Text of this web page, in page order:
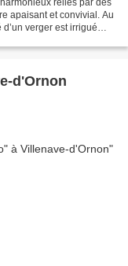
apaisant et convivial. Au
verger est irrigué
d'Ornon